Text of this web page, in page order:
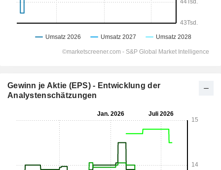
Gewinn je Aktie (EPS) - Entwicklung der
Analystenschätzungen